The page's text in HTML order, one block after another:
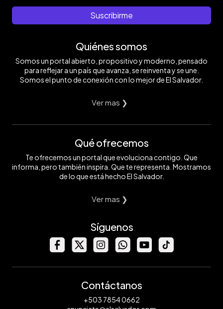
Suscribirme
Quiénes somos
Somos un portal abierto, propositivo y moderno, pensado
para reflejar a un país que avanza, se reinventa y se une.
Somos el punto de conexión con lo mejor de El Salvador.
Ver mas ❯
Qué ofrecemos
Te ofrecemos un portal que evoluciona contigo. Que
informa, pero también inspira. Que te representa. Mostramos
de lo que está hecho El Salvador.
Ver mas ❯
Síguenos
Contáctanos
+503 7854 0662